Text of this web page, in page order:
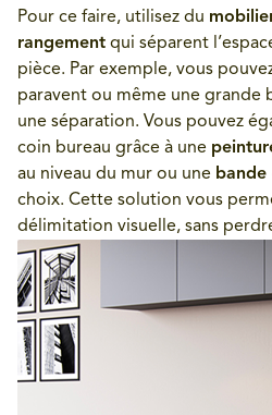
Pour ce faire, utilisez du
rangement qui séparent
pièce. Par exemple, vous
paravent ou même une
une séparation. Vous pouvez
coin bureau grâce à une
au niveau du mur ou une
choix. Cette solution vous
délimitation visuelle, sans